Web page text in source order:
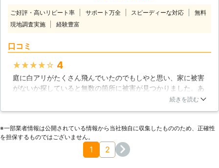
があります。そういったものはなるべ
好の住処です。床下の換気口付近には
いように気を付けましょう。
ちろん、初めて私達のページをご覧に
スがありますが、「シロアリ駆除」と
いうサービスも行っております。住宅
によっては湿気を多分に含んでいると
なければなりません。 もちろん、好
ないと思いますが、知らないうちにシ
ロアリの温床となっていることもあり
ご好評・高いリピート率 サポート万全 スピーディーな対応
無料
現地調査実施
経験豊富
口コミ
★★★★★ 4
庭に白アリがたくさん飛んでいたのでもしやと思い、家に被害
がないか探していると無数の箇所に被害が見つかりました。あ
まりに多くの白アリがいたため、こちらの業者に依頼しまし
をかけてくれて不安も和らぎました。作業自体も丁寧で安心し
て任せられました。しいていうならばもう少し安い値段を期待
していましたが、全体的に満足のできる業者だったと思いま
続きを読む
※⼀部業者情報は公開されている情報から当社独⾃に収集したもののため、正確性
を担保するものではございません。
1 2